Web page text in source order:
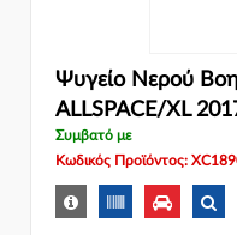
Ψυγείο Νερού
ALLSPACE/XL
Συμβατό με
Κωδικός Προϊόντος: